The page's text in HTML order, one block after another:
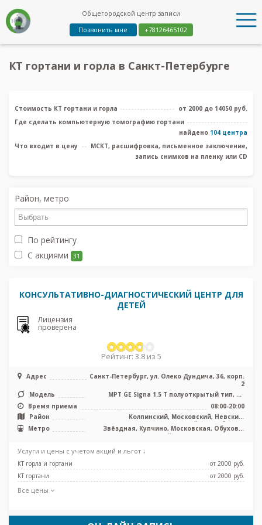
Общегородской центр записи
Позвонить мне
+78126465102
КТ гортани и горла в Санкт-Петербурге
Стоимость КТ гортани и горла
от 2000 до 14050 руб.
Где сделать компьютерную томографию гортани
найдено 104 центра
Что входит в цену
МСКТ, расшифровка, письменное заключение,
запись снимков на пленку или CD
Район, метро
По рейтингу
С акциями 31
КОНСУЛЬТАТИВНО-ДИАГНОСТИЧЕСКИЙ ЦЕНТР ДЛЯ
ДЕТЕЙ
Лицензия
проверена
Рейтинг: 3.8 из 5
Адрес
Санкт-Петербург, ул. Олеко Дундича, 36, корп.
2
Модель
МРТ GE Signa 1.5 Т полуоткрытый тип, КТ
Toshiba Activion 16 срезов, УЗ ...
Время приема
08:00-20:00
Район
Колпинский, Московский, Невский,
Фрунзенский, Лен. область
Метро
Звёздная, Купчино, Московская, Обухово,
Шушары, Дунайская, Проспект Славы
Услуги и цены с учетом акций и льгот ↓
КТ горла и гортани
от 2000 pуб.
КТ гортани
от 2000 pуб.
Все цены